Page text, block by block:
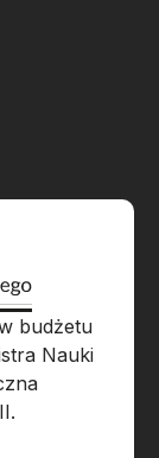
budżetu
Nauki